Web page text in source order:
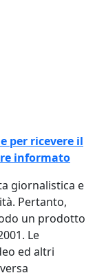
per ricevere il
informato
giornalistica e
Pertanto,
un prodotto
Le
ed altri